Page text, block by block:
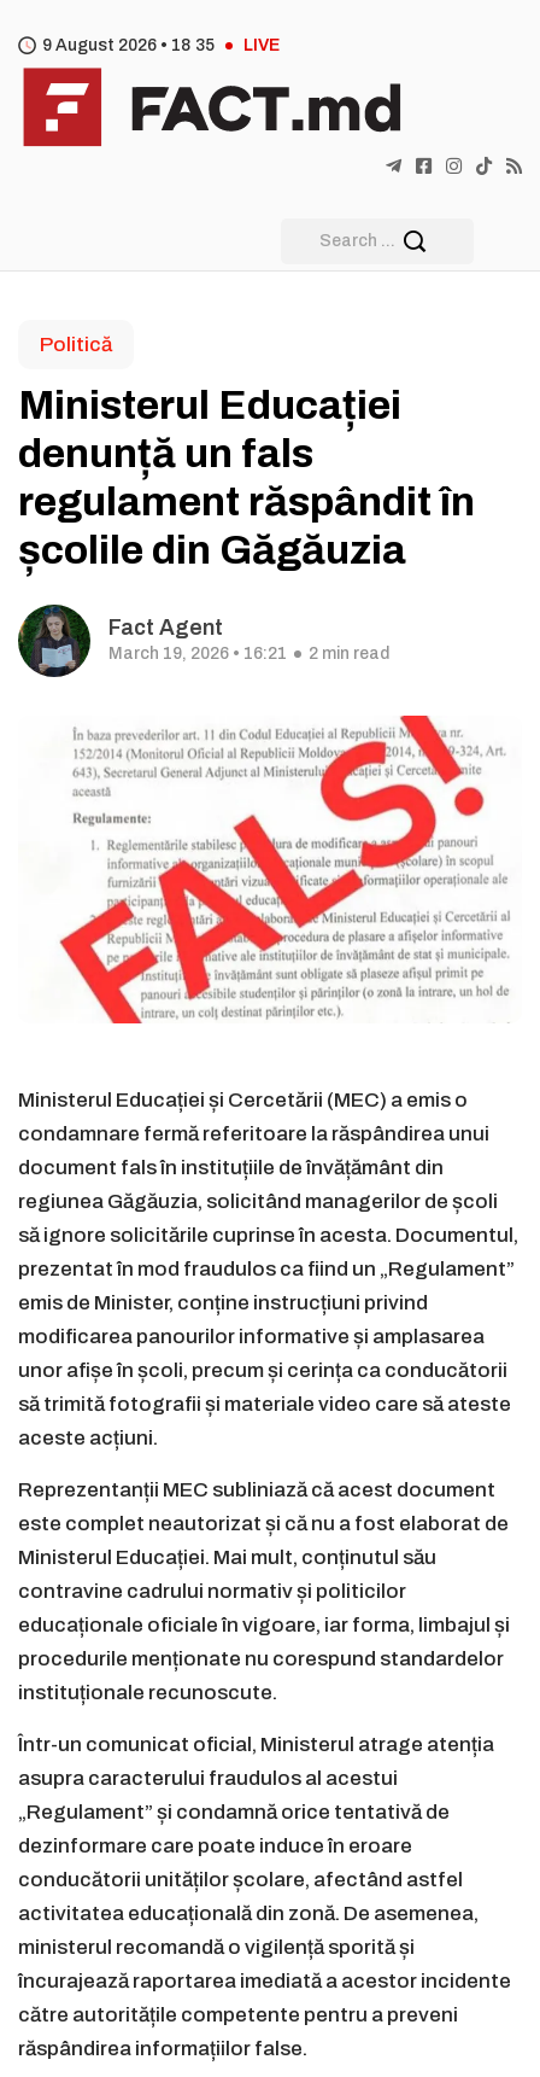
9 August 2026 • 18 35 LIVE
Politică
Ministerul Educației
denunță un fals
regulament răspândit în
școlile din Găgăuzia
Fact Agent
March 19, 2026 • 16:21 2 min read
Ministerul Educației și Cercetării (MEC) a emis o
condamnare fermă referitoare la răspândirea unui
document fals în instituțiile de învățământ din
regiunea Găgăuzia, solicitând managerilor de școli
să ignore solicitările cuprinse în acesta. Documentul,
prezentat în mod fraudulos ca fiind un „Regulament”
emis de Minister, conține instrucțiuni privind
modificarea panourilor informative și amplasarea
unor afișe în școli, precum și cerința ca conducătorii
să trimită fotografii și materiale video care să ateste
aceste acțiuni.
Reprezentanții MEC subliniază că acest document
este complet neautorizat și că nu a fost elaborat de
Ministerul Educației. Mai mult, conținutul său
contravine cadrului normativ și politicilor
educaționale oficiale în vigoare, iar forma, limbajul și
procedurile menționate nu corespund standardelor
instituționale recunoscute.
Într-un comunicat oficial, Ministerul atrage atenția
asupra caracterului fraudulos al acestui
„Regulament” și condamnă orice tentativă de
dezinformare care poate induce în eroare
conducătorii unităților școlare, afectând astfel
activitatea educațională din zonă. De asemenea,
ministerul recomandă o vigilență sporită și
încurajează raportarea imediată a acestor incidente
către autoritățile competente pentru a preveni
răspândirea informațiilor false.